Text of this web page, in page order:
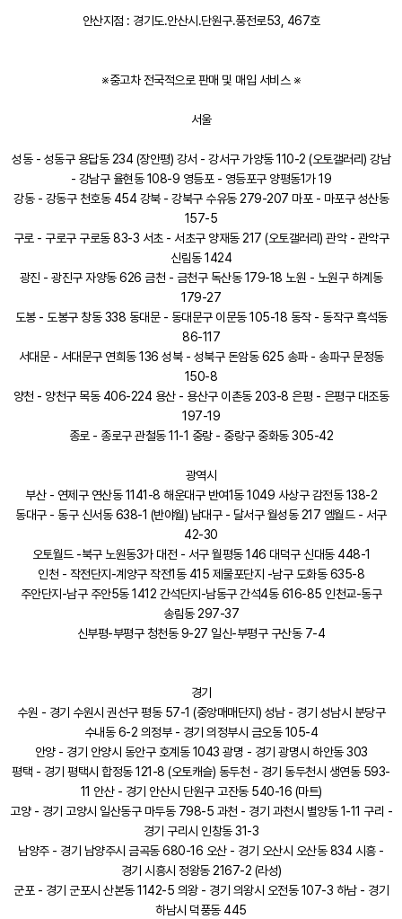
안산지점 : 경기도.안산시.단원구.풍전로53, 467호
※중고차 전국적으로 판매 및 매입 서비스 ※
서울
성동 - 성동구 용답동 234 (장안평) 강서 - 강서구 가양동 110-2 (오토갤러리) 강남
- 강남구 율현동 108-9 영등포 - 영등포구 양평동1가 19
강동 - 강동구 천호동 454 강북 - 강북구 수유동 279-207 마포 - 마포구 성산동
157-5
구로 - 구로구 구로동 83-3 서초 - 서초구 양재동 217 (오토갤러리) 관악 - 관악구
신림동 1424
광진 - 광진구 자양동 626 금천 - 금천구 독산동 179-18 노원 - 노원구 하계동
179-27
도봉 - 도봉구 창동 338 동대문 - 동대문구 이문동 105-18 동작 - 동작구 흑석동
86-117
서대문 - 서대문구 연희동 136 성북 - 성북구 돈암동 625 송파 - 송파구 문정동
150-8
양천 - 양천구 목동 406-224 용산 - 용산구 이촌동 203-8 은평 - 은평구 대조동
197-19
종로 - 종로구 관철동 11-1 중랑 - 중랑구 중화동 305-42
광역시
부산 - 연제구 연산동 1141-8 해운대구 반여1동 1049 사상구 감전동 138-2
동대구 - 동구 신서동 638-1 (반야월) 남대구 - 달서구 월성동 217 엠월드 - 서구
42-30
오토월드 -북구 노원동3가 대전 - 서구 월평동 146 대덕구 신대동 448-1
인천 - 작전단지-계양구 작전1동 415 제물포단지 -남구 도화동 635-8
주안단지-남구 주안5동 1412 간석단지-남동구 간석4동 616-85 인천교-동구
송림동 297-37
신부평-부평구 청천동 9-27 일신-부평구 구산동 7-4
경기
수원 - 경기 수원시 권선구 평동 57-1 (중앙매매단지) 성남 - 경기 성남시 분당구
수내동 6-2 의정부 - 경기 의정부시 금오동 105-4
안양 - 경기 안양시 동안구 호계동 1043 광명 - 경기 광명시 하안동 303
평택 - 경기 평택시 합정동 121-8 (오토캐슬) 동두천 - 경기 동두천시 생연동 593-
11 안산 - 경기 안산시 단원구 고잔동 540-16 (마트)
고양 - 경기 고양시 일산동구 마두동 798-5 과천 - 경기 과천시 별양동 1-11 구리 -
경기 구리시 인창동 31-3
남양주 - 경기 남양주시 금곡동 680-16 오산 - 경기 오산시 오산동 834 시흥 -
경기 시흥시 정왕동 2167-2 (라성)
군포 - 경기 군포시 산본동 1142-5 의왕 - 경기 의왕시 오전동 107-3 하남 - 경기
하남시 덕풍동 445